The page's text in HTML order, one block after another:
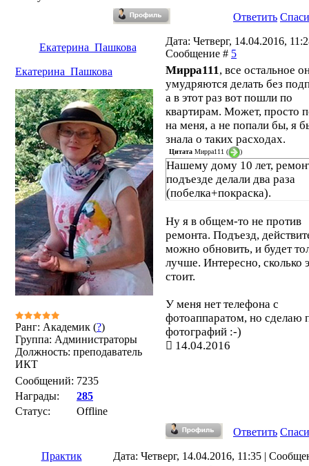
Ответить
Екатерина_Пашкова
Дата: Четверг, 14.04.2016,
Сообщение # 5
Екатерина_Пашкова
Ранг: Академик (?)
Группа: Администраторы
Должность: преподаватель
ИКТ
Сообщений: 7235
Награды:
285
Статус:
Offline
Мирра111, все остальное
умудряются делать без
а в этот раз вот пошли по
квартирам. Может, просто
на меня, а не попали бы, я
знала о таких расходах.
Цитата Мирра111 ( )
Нашему дому 10 лет,
подъезде делали два раза
(побелка+покраска).
Ну я в общем-то не против
ремонта. Подъезд,
можно обновить, и будет
лучше. Интересно, сколько
стоит.
У меня нет телефона с
фотоаппаратом, но сделаю
фотографий :-)
14.04.2016
Ответить
Практик
Дата: Четверг, 14.04.2016, 11:35 |